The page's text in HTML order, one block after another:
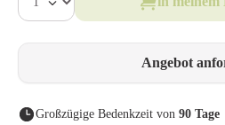
Angebot
Großzügige Bedenkzeit von 90 Tage